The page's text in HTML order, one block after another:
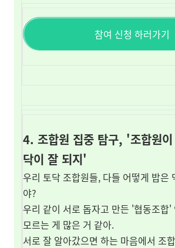
참여 신청 하러가기
4. 조합원 집중 탐구, '조합원
닥이 잘 되지'
우리 토닥 조합원들, 다들 어떻게 밥은
야?
우리 같이 서로 돕자고 만든 '협동조합'
모르는 게 많은 거 같아.
서로 잘 알아갔으면 하는 마음에서 조